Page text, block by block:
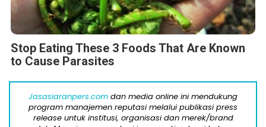
Stop Eating These 3 Foods That Are Known
to Cause Parasites
Jasasiaranpers.com dan media online ini mendukung
program manajemen reputasi melalui publikasi press
release untuk institusi, organisasi dan merek/brand